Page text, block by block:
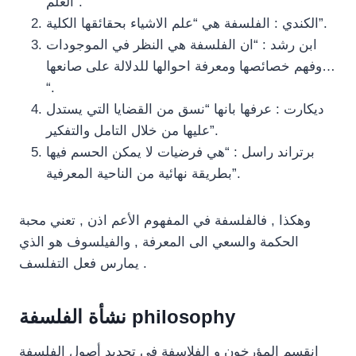
الكندي : الفلسفة هي “علم الاشياء بحقائقها الكلية”.
ابن رشد : “ان الفلسفة هي النظر في الموجودات
وفهم خصائصها ومعرفة احوالها للدلالة على صانعها…
“.
ديكارت : عرفها بانها “نسق من القضايا التي يستدل
عليها من خلال التامل والتفكير”.
برتراند راسل : “هي فرضيات لا يمكن الحسم فيها
بطريقة نهائية من الناحية المعرفية”.
وهكذا , فالفلسفة في المفهوم الأعم اذن , تعني محبة
الحكمة والسعي الى المعرفة , والفيلسوف هو الذي
يمارس فعل التفلسف .
نشأة الفلسفة philosophy
انقسم المؤرخون و الفلاسفة في تحديد أصول الفلسفة